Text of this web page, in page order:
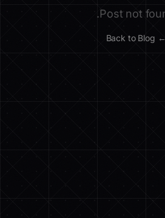
Post not
← Back to Blog